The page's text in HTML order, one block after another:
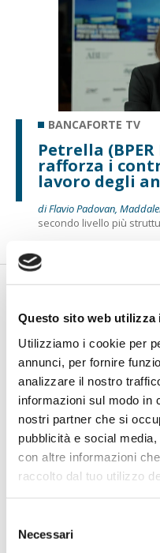
Questo sito web utilizza
Utilizziamo i cookie per
annunci, per fornire
analizzare il nostro
informazioni sul modo in
nostri partner che si
pubblicità e social
con altre informazioni
raccolto dal tuo utilizzo
delNecessari
BANCAFORTE TV
Petrella (BPER
rafforza i
lavoro degli
di Flavio Padovan,
secondo livello più
BANCAFORTE TV
Fracassi
progettata
insieme ai
realizzati con l'AI
qualità ...